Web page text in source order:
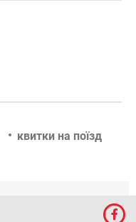
квитки на поїзд